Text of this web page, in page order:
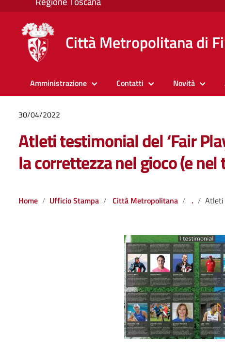
Città Metropolitana di
Amministrazione Contatti Novità
30/04/2022
Atleti testimonial del ‘Fair
la correttezza nel gioco (e nel
Home Ufficio Stampa Città Metropolitana . Atleti testimonial